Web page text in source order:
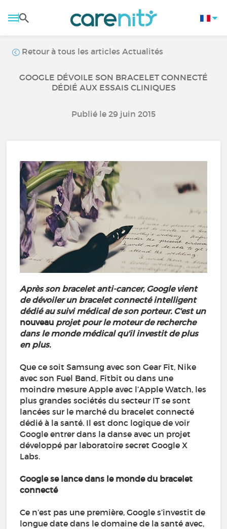
Retour à tous les articles Actualités
GOOGLE DÉVOILE SON BRACELET CONNECTÉ
DÉDIÉ AUX ESSAIS CLINIQUES
Publié le 29 juin 2015
Après son bracelet anti-cancer, Google vient
de dévoiler un bracelet connecté intelligent
dédié au suivi médical de son porteur. C'est un
nouveau projet pour le moteur de recherche
dans le monde médical qu'il investit de plus
en plus.
Que ce soit Samsung avec son Gear Fit, Nike
avec son Fuel Band, Fitbit ou dans une
moindre mesure Apple avec l’Apple Watch, les
plus grandes sociétés du secteur IT se sont
lancées sur le marché du bracelet connecté
dédié à la santé. Il est donc logique de voir
Google entrer dans la danse avec un projet
développé par laboratoire secret Google X
Labs.
Google se lance dans le monde du bracelet
connecté
Ce n’est pas une première, Google s’investit de
longue date dans le domaine de la santé avec,